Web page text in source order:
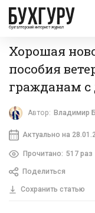
бухгалтерский интернет-журнал
Хорошая
пособия
гражданам с
Автор: Владимир
Актуально на
Прочитано: 517 раз
Поделиться
Сохранить статью